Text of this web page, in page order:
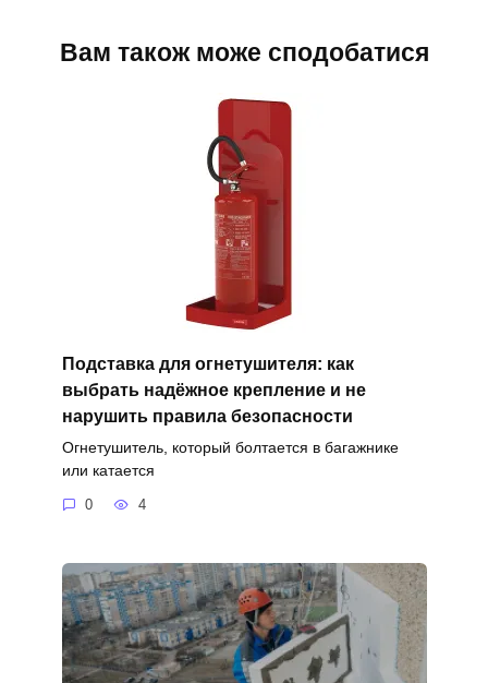
Вам також може сподобатися
Подставка для огнетушителя: как
выбрать надёжное крепление и не
нарушить правила безопасности
Огнетушитель, который болтается в багажнике
или катается
0 4